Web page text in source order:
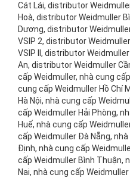
Cát Lái, distributor
Hoà, distributor Weidmuller
Dương, distributor
VSIP 2, distributor
VSIP II, distributor
An, distributor Weidmuller
cấp Weidmuller, nhà cung
cung cấp Weidmuller Hồ Chí
Hà Nội, nhà cung cấp
cấp Weidmuller Hải Phòng,
Huế, nhà cung cấp
cấp Weidmuller Đà Nẵng,
Định, nhà cung cấp
cấp Weidmuller Bình Thuận,
Nai, nhà cung cấp